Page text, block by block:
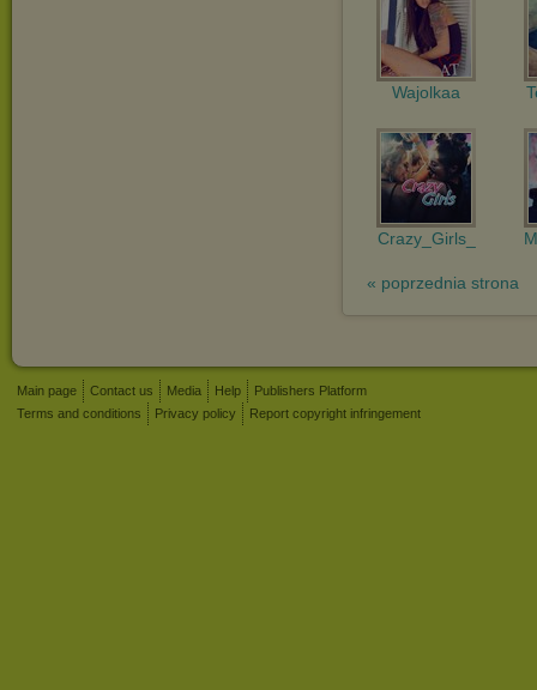
Wajolkaa
Crazy_Girls_
« poprzednia strona
Main page Contact us Media Help
Publishers Platform
Terms and conditions
Privacy policy Report copyright infringement